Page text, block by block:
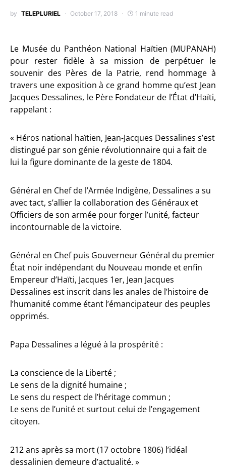
by TELEPLURIEL October 17, 2018 1 minute read
Le Musée du Panthéon National Haïtien (MUPANAH)
pour rester fidèle à sa mission de perpétuer le
souvenir des Pères de la Patrie, rend hommage à
travers une exposition à ce grand homme qu’est Jean
Jacques Dessalines, le Père Fondateur de l’État d’Haïti,
rappelant :
« Héros national haïtien, Jean-Jacques Dessalines s’est
distingué par son génie révolutionnaire qui a fait de
lui la figure dominante de la geste de 1804.
Général en Chef de l’Armée Indigène, Dessalines a su
avec tact, s’allier la collaboration des Généraux et
Officiers de son armée pour forger l’unité, facteur
incontournable de la victoire.
Général en Chef puis Gouverneur Général du premier
État noir indépendant du Nouveau monde et enfin
Empereur d’Haïti, Jacques 1er, Jean Jacques
Dessalines est inscrit dans les anales de l’histoire de
l’humanité comme étant l’émancipateur des peuples
opprimés.
Papa Dessalines a légué à la prospérité :
La conscience de la Liberté ;
Le sens de la dignité humaine ;
Le sens du respect de l’héritage commun ;
Le sens de l’unité et surtout celui de l’engagement
citoyen.
212 ans après sa mort (17 octobre 1806) l’idéal
dessalinien demeure d’actualité. »